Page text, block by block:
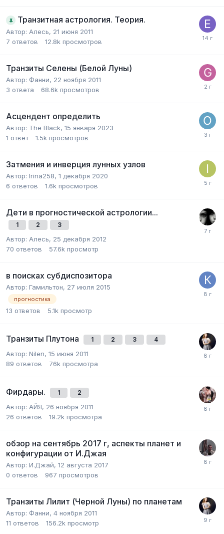
Транзитная астрология. Теория.
Автор: Алесь, 21 июня 2011
7 ответов 12.8k просмотров
Транзиты Селены (Белой Луны)
Автор: Фанни, 22 ноября 2011
3 ответа 68.6k просмотров
Асцендент определить
Автор: The Black, 15 января 2023
1 ответ 1.5k просмотров
Затмения и инверция лунных узлов
Автор: Irina258, 1 декабря 2020
6 ответов 1.6k просмотров
Дети в прогностической астрологии...
1 2 3
Автор: Алесь, 25 декабря 2012
70 ответов 57.6k просмотр
в поисках субдиспозитора
Автор: Гамильтон, 27 июля 2015
прогностика
13 ответов 5.1k просмотр
Транзиты Плутона 1 2 3 4
Автор: Nilen, 15 июня 2011
89 ответов 76k просмотра
Фирдары. 1 2
Автор: АЙЯ, 26 ноября 2011
26 ответов 19.2k просмотра
обзор на сентябрь 2017 г, аспекты планет и
конфигурации от И.Джая
Автор: И.Джай, 12 августа 2017
0 ответов 967 просмотров
Транзиты Лилит (Черной Луны) по планетам
Автор: Фанни, 4 ноября 2011
11 ответов 156.2k просмотр